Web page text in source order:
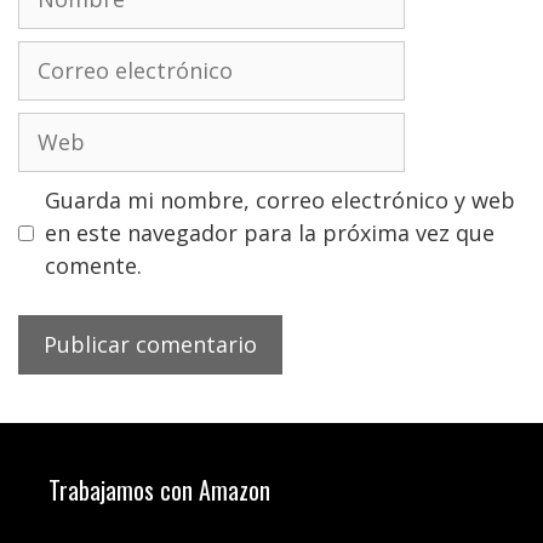
electrónico
Guarda mi nombre, correo electrónico y web
en este navegador para la próxima vez que
comente.
Trabajamos con Amazon